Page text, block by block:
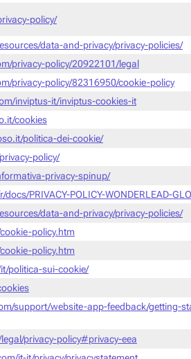
policy/
data-and-privacy/privacy-policies/
privacy-policy/20922101/legal
privacy-policy/82316950/cookie-policy
inviptus-it/inviptus-cookies-it
cookies
politica-dei-cookie/
policy/
privacy-spinup/
PRIVACY-POLICY-WONDERLEAD-
data-and-privacy/privacy-policies/
policy.htm
policy.htm
politica-sui-cookie/
support/website-app-feedback/getting-
privacy-policy#privacy-eea